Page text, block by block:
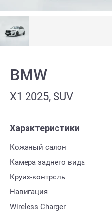
BMW
X1 2025, SUV
Характеристики
Кожаный салон
Камера заднего вида
Круиз-контроль
Навигация
Wireless Charger